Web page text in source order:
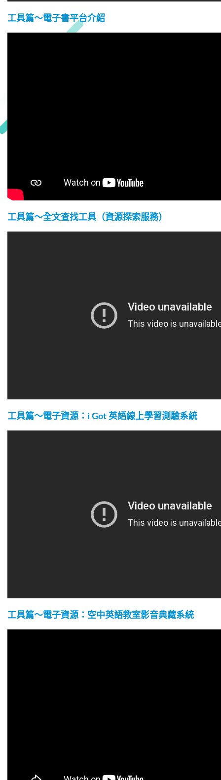
工具篇～電子書平台介紹
工具篇～全文查找工具（資源探索服務）
工具篇～電子資源：i Got 英語線上學習測驗系統
工具篇～電子資源：空中英語教室影音典藏系統